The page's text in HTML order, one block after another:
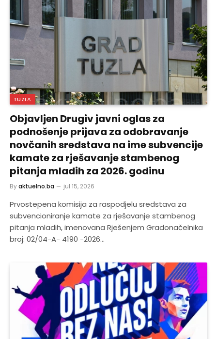
TUZLA
Objavljen Drugiv javni oglas za
podnošenje prijava za odobravanje
novčanih sredstava na ime subvencije
kamate za rješavanje stambenog
pitanja mladih za 2026. godinu
Byaktuelno.ba jul 15, 2026
Prvostepena komisija za raspodjelu sredstava za
subvencioniranje kamate za rješavanje stambenog
pitanja mladih, imenovana Rješenjem Gradonačelnika
broj: 02/04-A- 4190 -2026…